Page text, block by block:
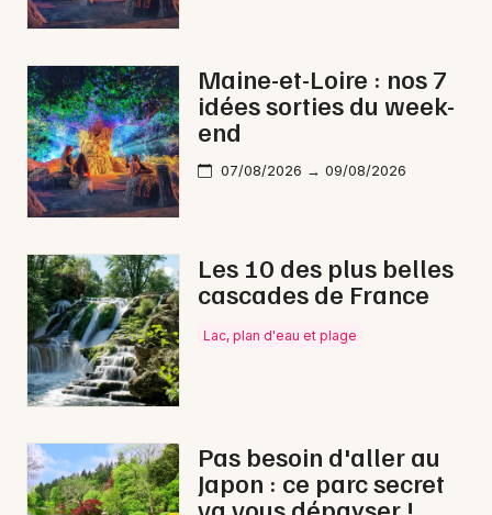
Sorties & loisirs
Rap dans le Maine-et-Loire
Rap dans les Pays de la Loire
Newsletter des sorties
Artistes en tournée
Actus à Chemillé-en-Anjou
Magazine à Chemillé-en-Anjou
Toutes les villes
Maine-et-Loire : nos 7
idées sorties du week-
end
07/08/2026 → 09/08/2026
Les 10 des plus belles
cascades de France
Lac, plan d'eau et plage
Pas besoin d'aller au
Japon : ce parc secret